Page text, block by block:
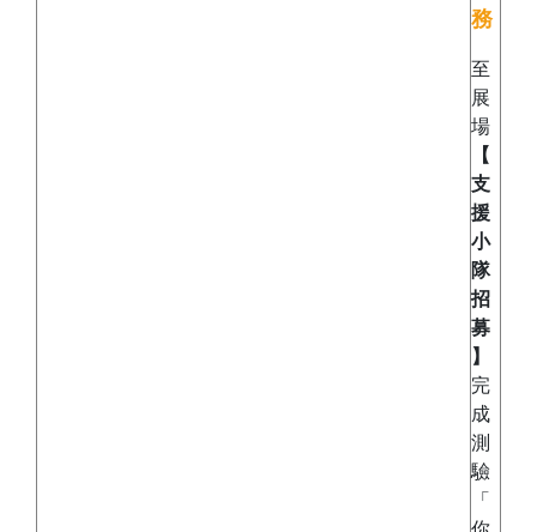
務
至
展
場
【
支
援
小
隊
招
募
】
完
成
測
驗
「